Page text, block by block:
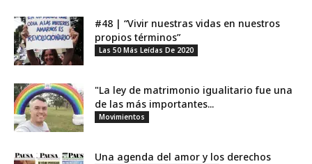
#48 | “Vivir nuestras vidas en nuestros
propios términos”
Las 50 Más Leídas De 2020
"La ley de matrimonio igualitario fue una
de las más importantes...
Movimientos
Una agenda del amor y los derechos